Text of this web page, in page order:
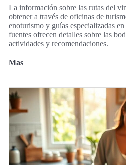
La información sobre las rutas del
obtener a través de oficinas de
enoturismo y guías especializadas
fuentes ofrecen detalles sobre las
actividades y recomendaciones.
Mas